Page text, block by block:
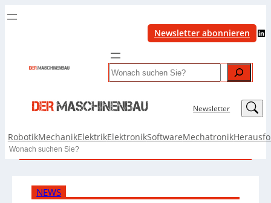
Newsletter abonnieren LinkedIn
Search
Newsletter LinkedIn
RobotikMechanikElektrikElektronikSoftwareMechatronik
Search
NEWS